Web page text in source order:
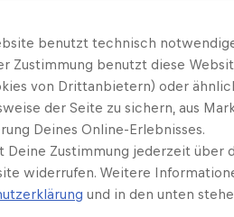
City an – mit großen
Ländern. Ihr Plan?
immer bereit für
die Musik und die
Verletzungen im Schulter-
finde ich andere Wege,
Competition in den
benutzt technisch
Zustimmung benutzt diese
von Drittanbietern) oder
der Seite zu sichern, aus
Deines Online-Erlebnisses.
Deine Zustimmung jederzeit über
widerrufen. Weitere
und in den unten